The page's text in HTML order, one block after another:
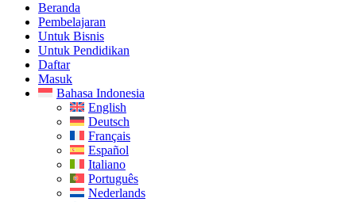
Beranda
Pembelajaran
Untuk Bisnis
Untuk Pendidikan
Daftar
Masuk
Bahasa Indonesia
English
Deutsch
Français
Español
Italiano
Português
Nederlands